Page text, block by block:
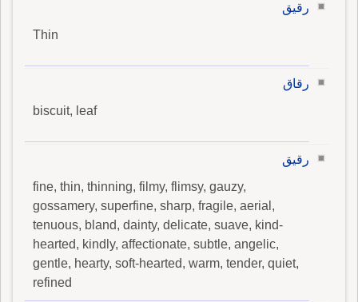
رقيق
Thin
رقاق
biscuit, leaf
رقيق
fine, thin, thinning, filmy, flimsy, gauzy,
gossamery, superfine, sharp, fragile, aerial,
tenuous, bland, dainty, delicate, suave, kind-
hearted, kindly, affectionate, subtle, angelic,
gentle, hearty, soft-hearted, warm, tender, quiet,
refined